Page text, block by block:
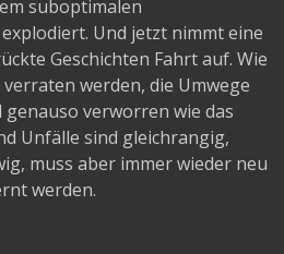
suboptimalen
Und jetzt nimmt eine
Geschichten Fahrt auf. Wie
werden, die Umwege
genauso verworren wie das
Unfälle sind gleichrangig,
muss aber immer wieder neu
werden.